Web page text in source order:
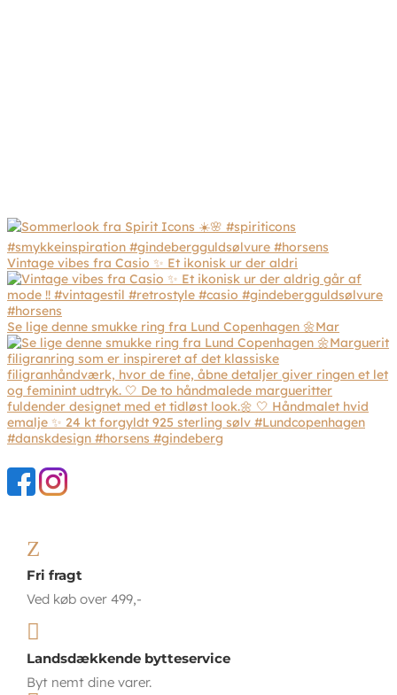
Vintage vibes fra Casio ✨ Et ikonisk ur der aldri
Se lige denne smukke ring fra Lund Copenhagen 🌼Mar
Z
Fri fragt
Ved køb over 499,-

Landsdækkende bytteservice
Byt nemt dine varer.